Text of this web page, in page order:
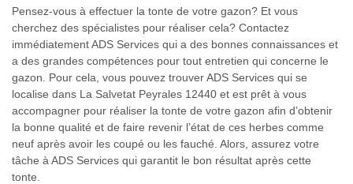
Pensez-vous à effectuer la tonte de votre gazon? Et vous
cherchez des spécialistes pour réaliser cela? Contactez
immédiatement ADS Services qui a des bonnes connaissances et
a des grandes compétences pour tout entretien qui concerne le
gazon. Pour cela, vous pouvez trouver ADS Services qui se
localise dans La Salvetat Peyrales 12440 et est prêt à vous
accompagner pour réaliser la tonte de votre gazon afin d’obtenir
la bonne qualité et de faire revenir l’état de ces herbes comme
neuf après avoir les coupé ou les fauché. Alors, assurez votre
tâche à ADS Services qui garantit le bon résultat après cette
tonte.